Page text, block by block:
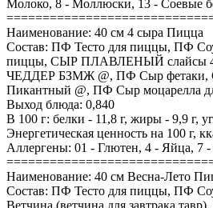
Молоко, 8 - Моллюски, 13 - Соевые
Наименование: 40 см 4 сыра Пицца
Состав: ПФ Тесто для пиццы, ПФ
пиццы, СЫР ПЛАВЛЕНЫЙ слайсы
ЧЕДДЕР БЗМЖ @, ПФ Сыр фетаки,
Пикантный @, ПФ Сыр моцарелла
Выход блюда: 0,840
В 100 г: белки - 11,8 г, жиры - 9,9 г,
Энергетическая ценность на 100 г,
Аллергены: 01 - Глютен, 4 - Яйца, 7
Наименование: 40 см Весна-Лето
Состав: ПФ Тесто для пиццы, ПФ
Ветчина (ветчина для завтрака